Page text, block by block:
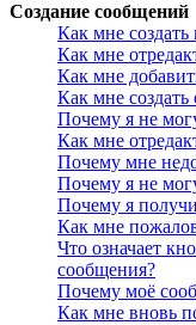
Создание сообщений
Как мне
Как мне
Как мне
Как мне создать
Почему я не
Как мне
Почему мне
Почему я не
Почему я
Как мне
Что означает
сообщения?
Почему моё
Как мне вновь